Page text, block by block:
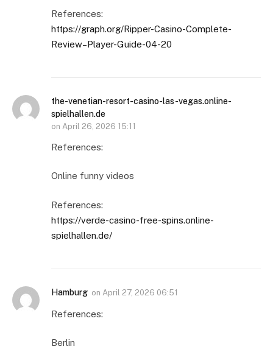
References:
https://graph.org/Ripper-Casino-Complete-
Review–Player-Guide-04-20
the-venetian-resort-casino-las-vegas.online-
spielhallen.de
on April 26, 2026 15:11
References:
Online funny videos
References:
https://verde-casino-free-spins.online-
spielhallen.de/
Hamburg on April 27, 2026 06:51
References:
Berlin